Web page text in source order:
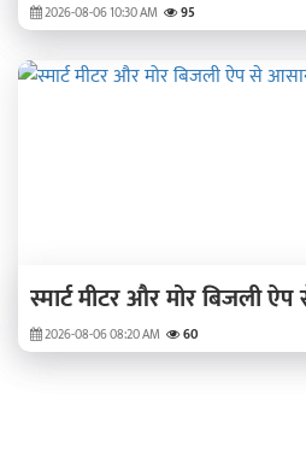
2026-08-06 10:30 AM 95
स्मार्ट मीटर और मोर बिजली
2026-08-06 08:20 AM 60